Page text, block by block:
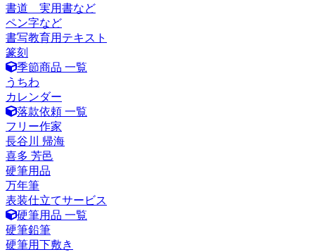
書道 実用書など
ペン字など
書写教育用テキスト
篆刻
季節商品 一覧
うちわ
カレンダー
落款依頼 一覧
フリー作家
長谷川 帰海
喜多 芳邑
硬筆用品
万年筆
表装仕立てサービス
硬筆用品 一覧
硬筆鉛筆
硬筆用下敷き